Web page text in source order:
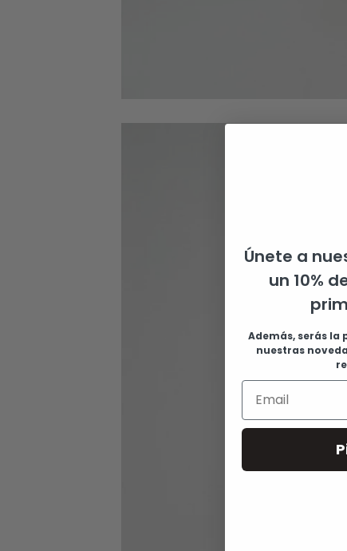
Únete a
un 10%
Además, serás
nuestras